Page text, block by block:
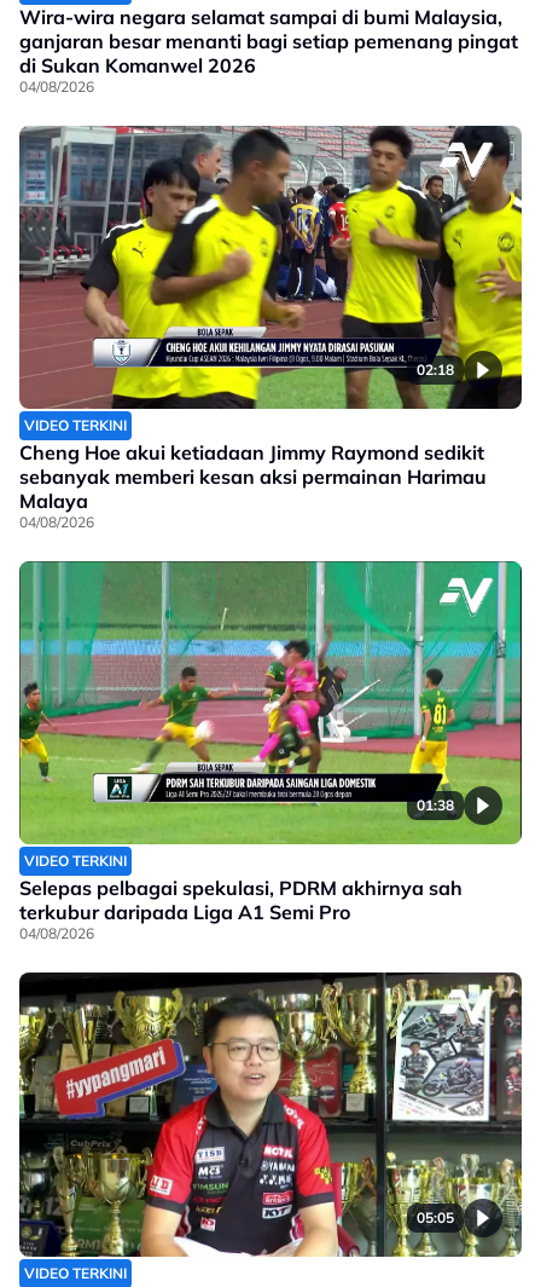
Wira-wira negara selamat sampai di bumi Malaysia,
ganjaran besar menanti bagi setiap pemenang pingat
di Sukan Komanwel 2026
04/08/2026
02:18
VIDEO TERKINI
Cheng Hoe akui ketiadaan Jimmy Raymond sedikit
sebanyak memberi kesan aksi permainan Harimau
Malaya
04/08/2026
01:38
VIDEO TERKINI
Selepas pelbagai spekulasi, PDRM akhirnya sah
terkubur daripada Liga A1 Semi Pro
04/08/2026
05:05
VIDEO TERKINI